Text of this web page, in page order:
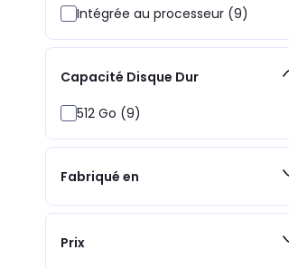
Intégrée au processeur (9)
Capacité Disque Dur
512 Go (9)
Fabriqué en
Prix